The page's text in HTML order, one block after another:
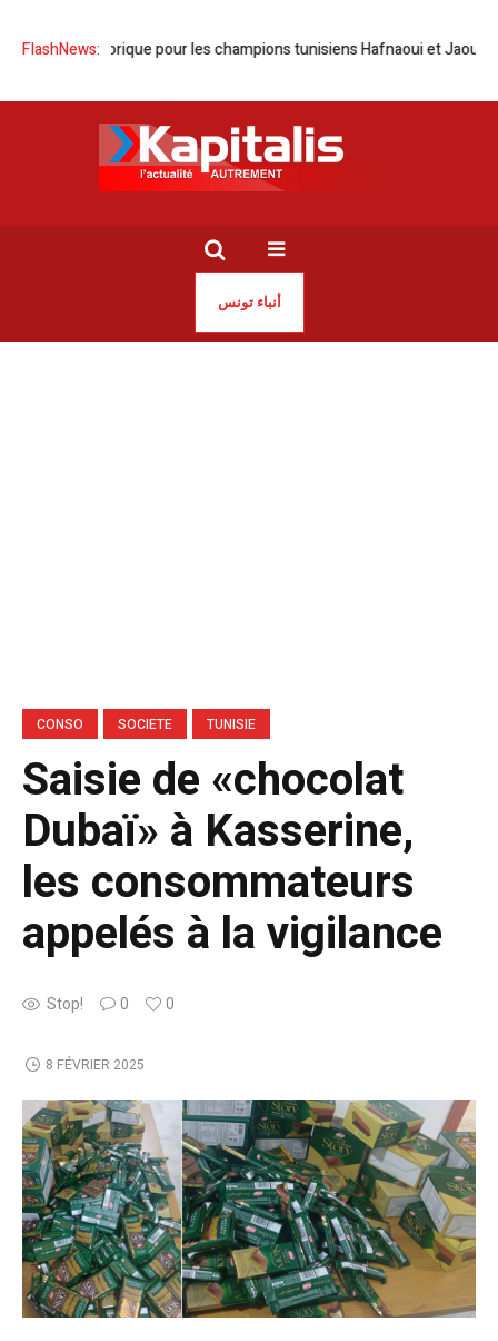
FlashNews:
historique pour les champions tunisiens Hafnaoui et Jaouadi
أنباء تونس
CONSO SOCIETE TUNISIE
Saisie de «chocolat
Dubaï» à Kasserine,
les consommateurs
appelés à la vigilance
Stop! 0 0
8 FÉVRIER 2025